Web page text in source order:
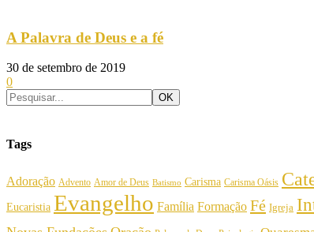
A Palavra de Deus e a fé
30 de setembro de 2019
0
Tags
Adoração Advento Amor de Deus Batismo Carisma Carisma Oásis
Eucaristia Evangelho Família Formação Fé Igreja